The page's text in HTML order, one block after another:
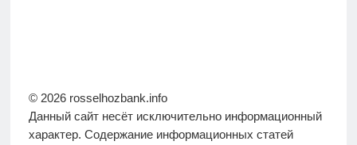
© 2026 rosselhozbank.info
Данный сайт несёт исключительно информационный
характер. Содержание информационных статей